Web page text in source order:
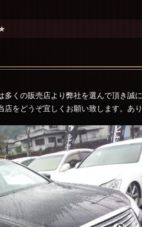
多くの販売店より弊社を選んで頂き
をどうぞ宜しくお願い致します。あ